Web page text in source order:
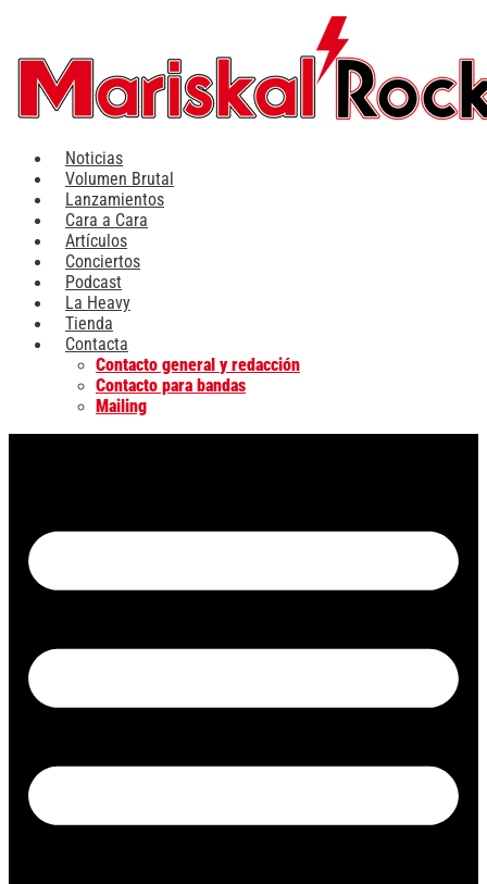
contenido
Noticias
Volumen Brutal
Lanzamientos
Cara a Cara
Artículos
Conciertos
Podcast
La Heavy
Tienda
Contacta
Contacto general y redacción
Contacto para bandas
Mailing